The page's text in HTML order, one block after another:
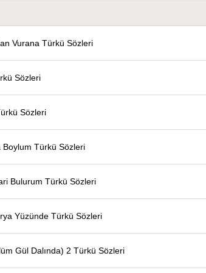
Vurana Türkü Sözleri
Sözleri
Sözleri
Türkü Sözleri
Bulurum Türkü Sözleri
Yüzünde Türkü Sözleri
Gül Dalında) 2 Türkü Sözleri